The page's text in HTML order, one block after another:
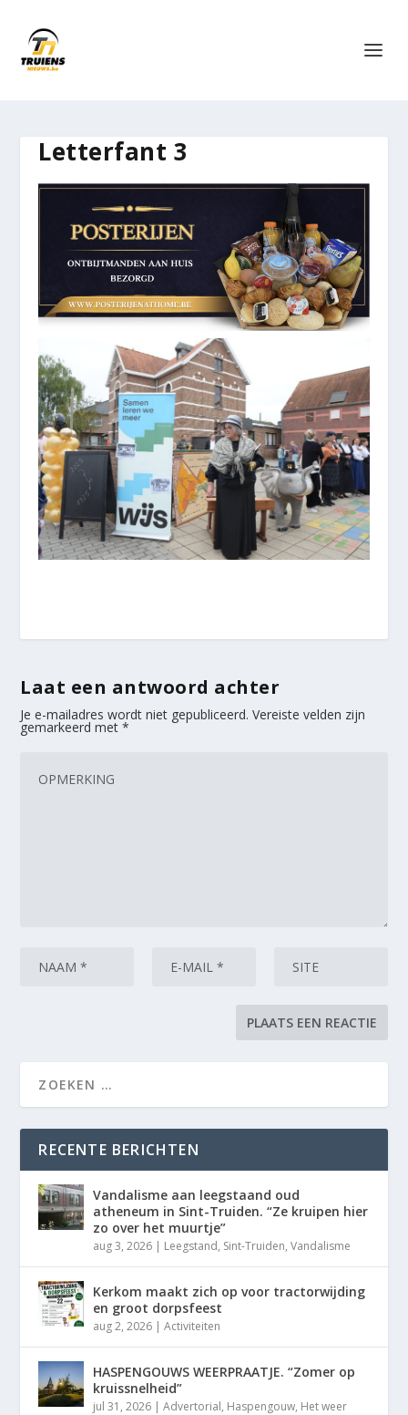
Letterfant 3
Laat een antwoord achter
Je e-mailadres wordt niet gepubliceerd. Vereiste velden zijn
gemarkeerd met*
RECENTE BERICHTEN
Vandalisme aan leegstaand oud
atheneum in Sint-Truiden. “Ze kruipen hier
zo over het muurtje”
aug 3, 2026 | Leegstand, Sint-Truiden,Vandalisme
Kerkom maakt zich op voor tractorwijding
en groot dorpsfeest
aug 2, 2026 |Activiteiten
HASPENGOUWS WEERPRAATJE. “Zomer op
kruissnelheid”
jul 31, 2026 |Advertorial, Haspengouw, Het weer